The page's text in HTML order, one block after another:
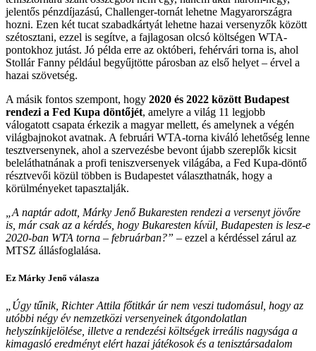
jelentős pénzdíjazású, Challenger-tornát lehetne Magyarországra
hozni. Ezen két tucat szabadkártyát lehetne hazai versenyzők között
szétosztani, ezzel is segítve, a fajlagosan olcsó költségen WTA-
pontokhoz jutást. Jó példa erre az októberi, fehérvári torna is, ahol
Stollár Fanny például begyűjtötte párosban az első helyet – érvel a
hazai szövetség.
A másik fontos szempont, hogy 2020 és 2022 között Budapest
rendezi a Fed Kupa döntőjét, amelyre a világ 11 legjobb
válogatott csapata érkezik a magyar mellett, és amelynek a végén
világbajnokot avatnak. A februári WTA-torna kiváló lehetőség lenne
tesztversenynek, ahol a szervezésbe bevont újabb szereplők kicsit
beleláthatnának a profi teniszversenyek világába, a Fed Kupa-döntő
résztvevői közül többen is Budapestet választhatnák, hogy a
körülményeket tapasztalják.
„A naptár adott, Márky Jenő Bukaresten rendezi a versenyt jövőre
is, már csak az a kérdés, hogy Bukaresten kívül, Budapesten is lesz-e
2020-ban WTA torna – februárban?” – ezzel a kérdéssel zárul az
MTSZ állásfoglalása.
Ez Márky Jenő válasza
„Úgy tűnik, Richter Attila főtitkár úr nem veszi tudomásul, hogy az
utóbbi négy év nemzetközi versenyeinek átgondolatlan
helyszínkijelölése, illetve a rendezési költségek irreális nagysága a
kimagasló eredményt elért hazai játékosok és a tenisztársadalom